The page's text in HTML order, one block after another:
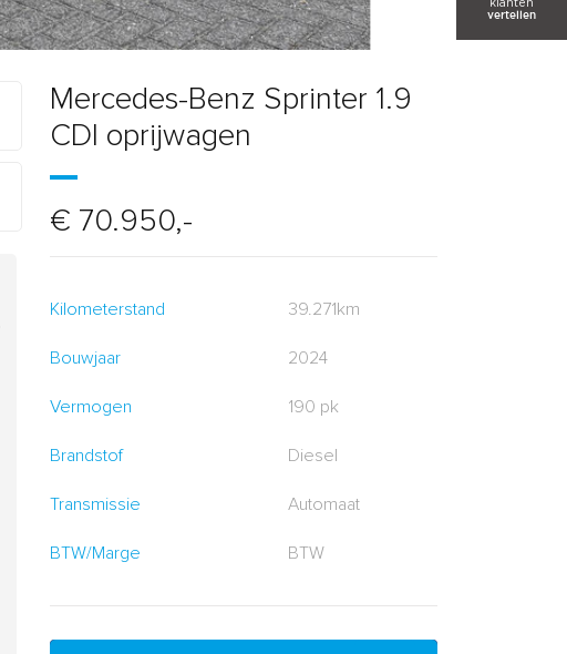
Mercedes-Benz Sprinter 1.9
CDI oprijwagen
€ 70.950,-
Kilometerstand 39.271km
Bouwjaar 2024
Vermogen 190 pk
Brandstof Diesel
Transmissie Automaat
BTW/Marge BTW